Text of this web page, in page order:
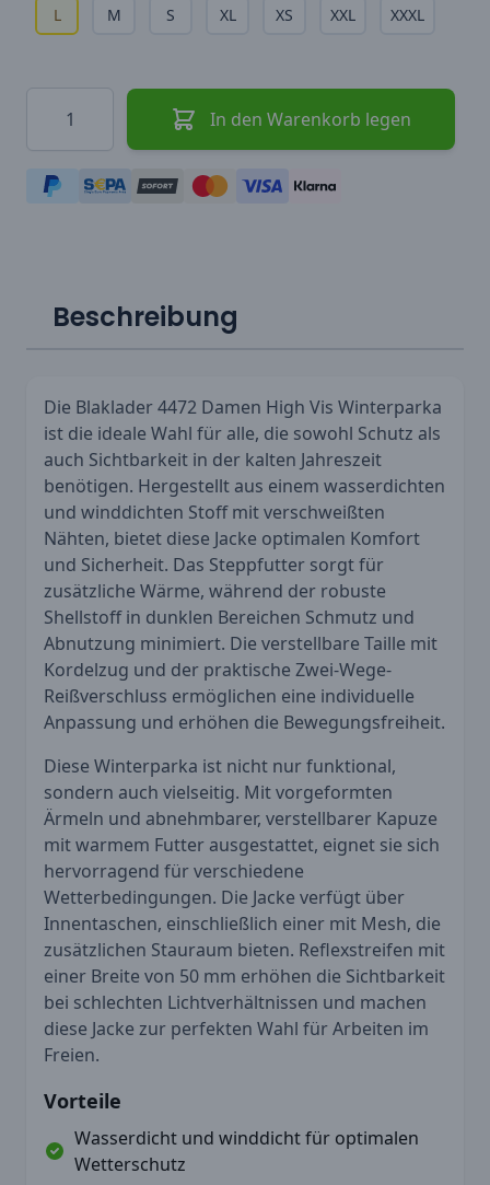
L M S XL XS XXL XXXL
In den Warenkorb legen
Beschreibung
Die Blaklader 4472 Damen High Vis Winterparka
ist die ideale Wahl für alle, die sowohl Schutz als
auch Sichtbarkeit in der kalten Jahreszeit
benötigen. Hergestellt aus einem wasserdichten
und winddichten Stoff mit verschweißten
Nähten, bietet diese Jacke optimalen Komfort
und Sicherheit. Das Steppfutter sorgt für
zusätzliche Wärme, während der robuste
Shellstoff in dunklen Bereichen Schmutz und
Abnutzung minimiert. Die verstellbare Taille mit
Kordelzug und der praktische Zwei-Wege-
Reißverschluss ermöglichen eine individuelle
Anpassung und erhöhen die Bewegungsfreiheit.
Diese Winterparka ist nicht nur funktional,
sondern auch vielseitig. Mit vorgeformten
Ärmeln und abnehmbarer, verstellbarer Kapuze
mit warmem Futter ausgestattet, eignet sie sich
hervorragend für verschiedene
Wetterbedingungen. Die Jacke verfügt über
Innentaschen, einschließlich einer mit Mesh, die
zusätzlichen Stauraum bieten. Reflexstreifen mit
einer Breite von 50 mm erhöhen die Sichtbarkeit
bei schlechten Lichtverhältnissen und machen
diese Jacke zur perfekten Wahl für Arbeiten im
Freien.
Vorteile
Wasserdicht und winddicht für optimalen
Wetterschutz